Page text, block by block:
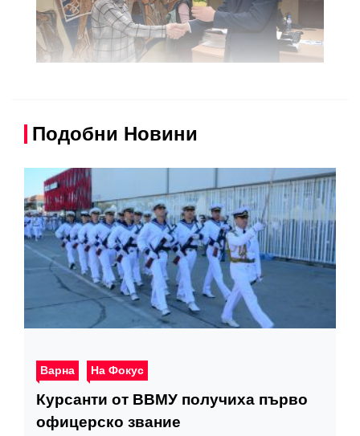
Подобни Новини
Варна На Фокус
Курсанти от ВВМУ получиха първо
офицерско звание